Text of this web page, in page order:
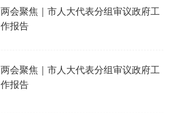
两会聚焦｜市人大代表分组审议政府工
作报告
两会聚焦｜市人大代表分组审议政府工
作报告